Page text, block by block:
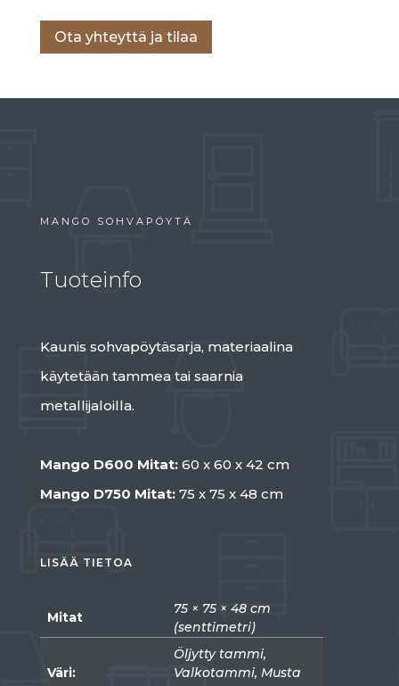
Ota yhteyttä ja tilaa
MANGO SOHVAPÖYTÄ
Tuoteinfo
Kaunis sohvapöytäsarja, materiaalina
käytetään tammea tai saarnia
metallijaloilla.
Mango D600 Mitat: 60 x 60 x 42 cm
Mango D750 Mitat: 75 x 75 x 48 cm
LISÄÄ TIETOA
Mitat
75 × 75 × 48 cm
(senttimetri)
Väri:
Öljytty tammi,
Valkotammi, Musta